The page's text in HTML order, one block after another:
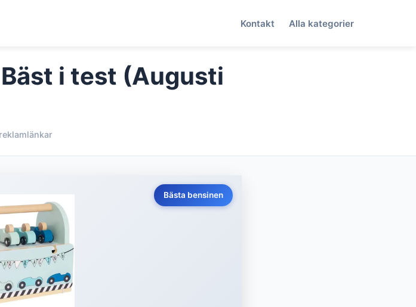
Kontakt Alla kategorier
i test (Augusti
Bästa bensinen